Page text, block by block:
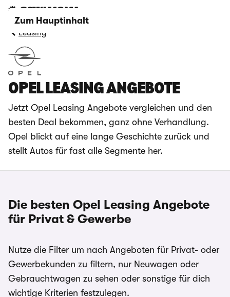
Zum Hauptinhalt
Leasing
OPEL LEASING ANGEBOTE
Jetzt Opel Leasing Angebote vergleichen und den
besten Deal bekommen, ganz ohne Verhandlung.
Opel blickt auf eine lange Geschichte zurück und
stellt Autos für fast alle Segmente her.
Die besten Opel Leasing Angebote
für Privat & Gewerbe
Nutze die Filter um nach Angeboten für Privat- oder
Gewerbekunden zu filtern, nur Neuwagen oder
Gebrauchtwagen zu sehen oder sonstige für dich
wichtige Kriterien festzulegen.